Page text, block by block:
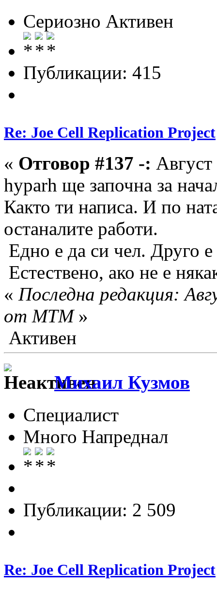
Сериозно Активен
Публикации: 415
Re: Joe Cell Replication Project
« Отговор #137 -:
hyparh ще започна за
Както ти написа. И по
останалите работи.
Едно е да си чел. Друго е
Естествено, ако не е
« Последна редакция:
от MTM»
Активен
Михаил Кузмов
Специалист
Много Напреднал
Публикации: 2 509
Re: Joe Cell Replication Project